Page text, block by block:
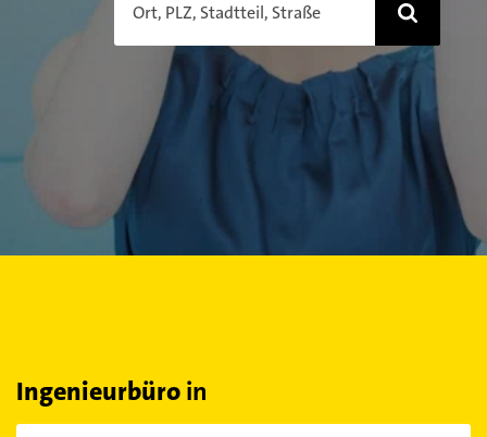
Ort, PLZ, Stadtteil, Straße
Ingenieurbüroin